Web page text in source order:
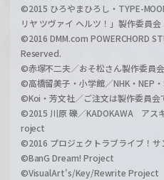
©2015 ひろやまひろし・TYPE-
リヤ ツヴァイ ヘルツ！」製作委員会
©2016 DMM.com POWERCHORD
Reserved.
©赤塚不二夫／おそ松さん製作委員会
©高橋留美子・小学館／NHK・NEP
©Koi・芳文社／ご注文は製作委員会
©2015 川原 礫／KADOKAWA アス
roject
©2016 プロジェクトラブライブ！サ
©BanG Dream! Project
©VisualArt's/Key/Rewrite Project